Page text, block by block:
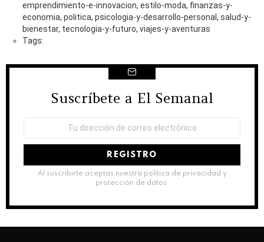
emprendimiento-e-innovacion, estilo-moda, finanzas-y-
economia, politica, psicologia-y-desarrollo-personal, salud-y-
bienestar, tecnologia-y-futuro, viajes-y-aventuras
Tags:
NEWSLETTER
Suscríbete a El Semanal
Al suscribirte aceptas nuestra política de privacidad y
protección de datos.